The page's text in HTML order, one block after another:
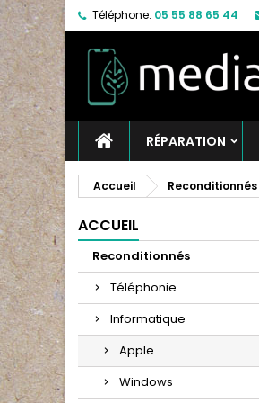
Téléphone: 05 55 88 65 44
RÉPARATION
Accueil Reconditionnés
ACCUEIL
Reconditionnés
Téléphonie
Informatique
Apple
Windows